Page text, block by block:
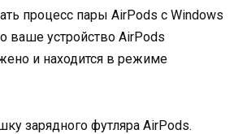
процесс пары AirPods с Windows
ваше устройство AirPods
и находится в режиме
зарядного футляра AirPods.